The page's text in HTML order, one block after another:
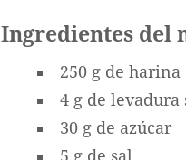
Ingredientes del
250 g de harina
4 g de levadura
30 g de azúcar
5 g de sal